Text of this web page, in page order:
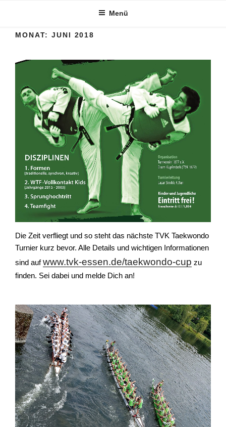
Menü
MONAT: JUNI 2018
Die Zeit verfliegt und so steht das nächste TVK Taekwondo
Turnier kurz bevor. Alle Details und wichtigen Informationen
sind aufwww.tvk-essen.de/taekwondo-cup zu
finden. Sei dabei und melde Dich an!